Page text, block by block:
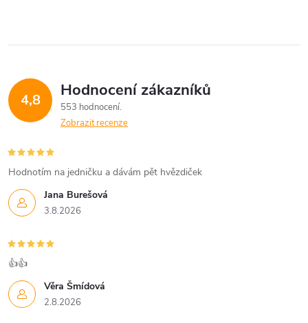
4,8 Hodnocení zákazníků
553 hodnocení
Zobrazit recenze
Jana Burešová
3.8.2026
Hodnotím na jedničku a dávám pět hvězdiček
Věra Šmídová
2.8.2026
👍👍